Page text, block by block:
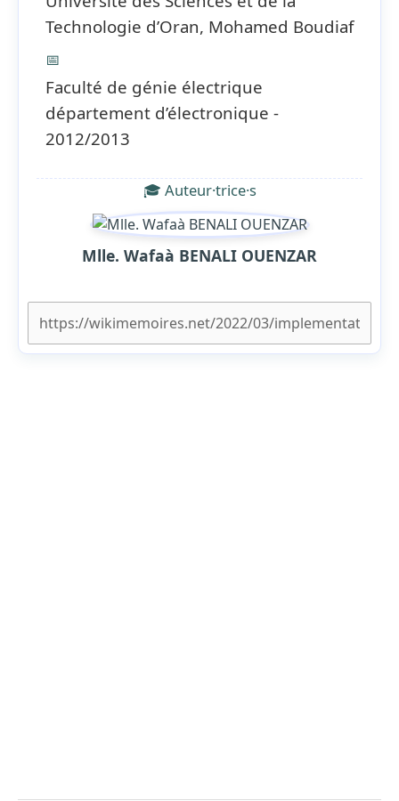
Technologie d’Oran, Mohamed Boudiaf
📅
Faculté de génie électrique
département d’électronique -
2012/2013
🎓 Auteur·trice·s
Mlle. Wafaà BENALI OUENZAR